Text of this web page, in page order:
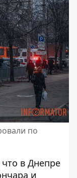
по
в Днепре
и